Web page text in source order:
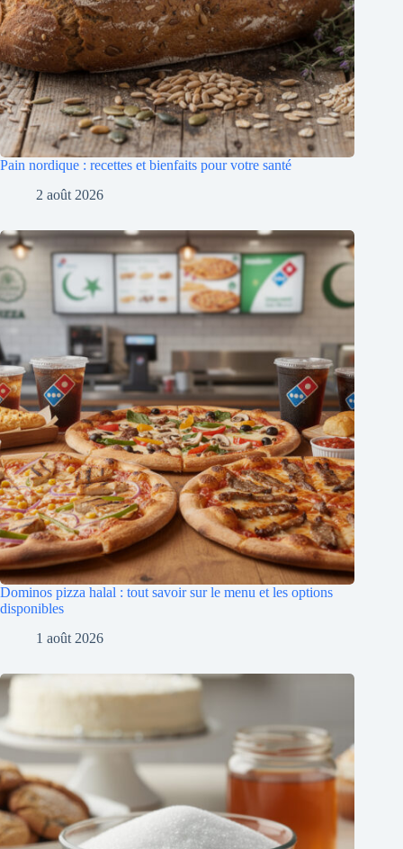
Pain nordique : recettes et bienfaits pour votre santé
2 août 2026
Dominos pizza halal : tout savoir sur le menu et les options
disponibles
1 août 2026